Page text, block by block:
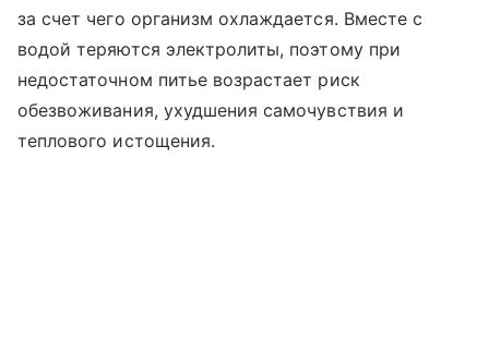
за счет чего организм охлаждается. Вместе с
водой теряются электролиты, поэтому при
недостаточном питье возрастает риск
обезвоживания, ухудшения самочувствия и
теплового истощения.